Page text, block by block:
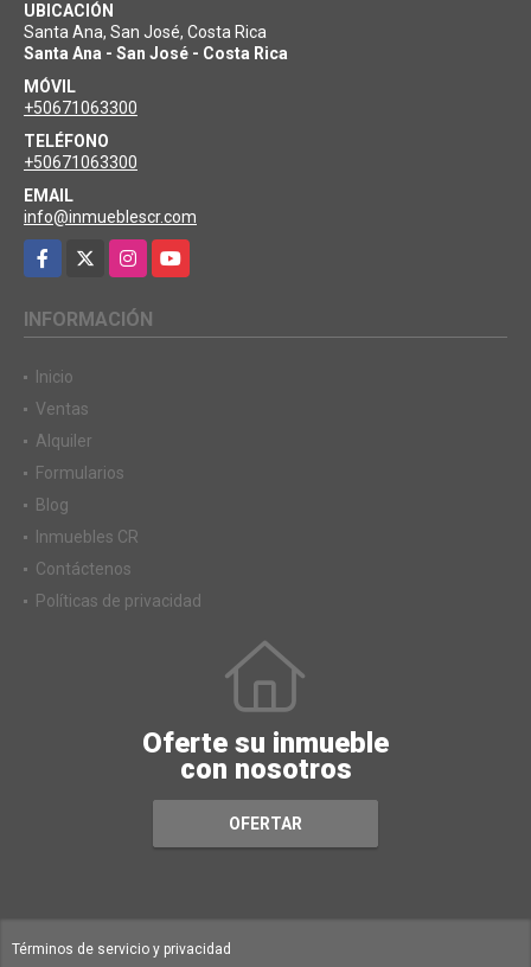
UBICACIÓN
Santa Ana, San José, Costa Rica
Santa Ana - San José - Costa Rica
MÓVIL
+50671063300
TELÉFONO
+50671063300
EMAIL
info@inmueblescr.com
Facebook
InstagramYouTube
INFORMACIÓN
Inicio
Ventas
Alquiler
Formularios
Blog
Inmuebles CR
Contáctenos
Políticas de privacidad
Oferte su inmueble
con nosotros
OFERTAR
Términos de servicio y privacidad